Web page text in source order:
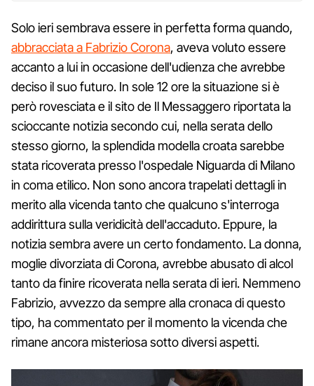
Solo ieri sembrava essere in perfetta forma quando,
abbracciata a Fabrizio Corona, aveva voluto essere
accanto a lui in occasione dell'udienza che avrebbe
deciso il suo futuro. In sole 12 ore la situazione si è
però rovesciata e il sito de Il Messaggero riportata la
scioccante notizia secondo cui, nella serata dello
stesso giorno, la splendida modella croata sarebbe
stata ricoverata presso l'ospedale Niguarda di Milano
in coma etilico. Non sono ancora trapelati dettagli in
merito alla vicenda tanto che qualcuno s'interroga
addirittura sulla veridicità dell'accaduto. Eppure, la
notizia sembra avere un certo fondamento. La donna,
moglie divorziata di Corona, avrebbe abusato di alcol
tanto da finire ricoverata nella serata di ieri. Nemmeno
Fabrizio, avvezzo da sempre alla cronaca di questo
tipo, ha commentato per il momento la vicenda che
rimane ancora misteriosa sotto diversi aspetti.